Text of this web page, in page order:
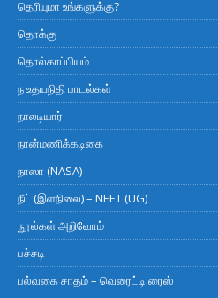
தெரியுமா உங்களுக்கு?
தொக்கு
தொல்காப்பியம்
ந உதயநிதி பாடல்கள்
நாலடியார்
நான்மணிக்கடிகை
நாஸா (NASA)
நீட் (இளநிலை) – NEET (UG)
நூல்கள் அறிவோம்
பச்சடி
பல்வகை சாதம் – வெரைட்டி ரைஸ்